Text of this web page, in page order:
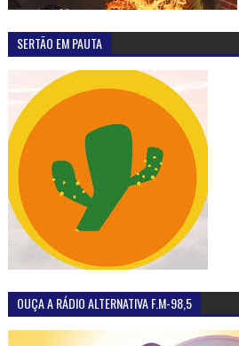
SERTÃO EM PAUTA
OUÇA A RÁDIO ALTERNATIVA F.M-98,5